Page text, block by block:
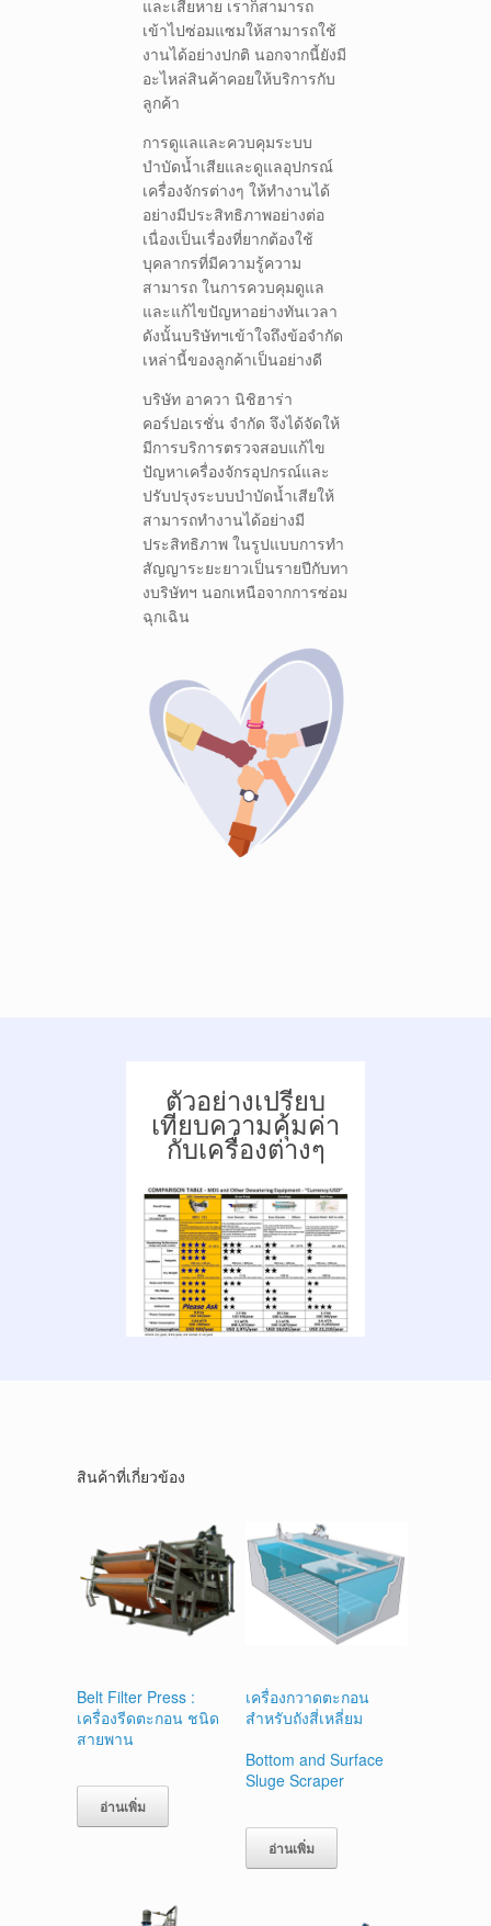
และเสียหาย เราก็สามารถ
เข้าไปซ่อมแซมให้สามารถใช้
งานได้อย่างปกติ นอกจากนี้ยังมี
อะไหล่สินค้าคอยให้บริการกับ
ลูกค้า
การดูแลและควบคุมระบบ
บำบัดน้ำเสียและดูแลอุปกรณ์
เครื่องจักรต่างๆ ให้ทำงานได้
อย่างมีประสิทธิภาพอย่างต่อ
เนื่องเป็นเรื่องที่ยากต้องใช้
บุคลากรที่มีความรู้ความ
สามารถ ในการควบคุมดูแล
และแก้ไขปัญหาอย่างทันเวลา
ดังนั้นบริษัทฯเข้าใจถึงข้อจำกัด
เหล่านี้ของลูกค้าเป็นอย่างดี
บริษัท อาควา นิชิฮาร่า
คอร์ปอเรชั่น จำกัด จึงได้จัดให้
มีการบริการตรวจสอบแก้ไข
ปัญหาเครื่องจักรอุปกรณ์และ
ปรับปรุงระบบบำบัดน้ำเสียให้
สามารถทำงานได้อย่างมี
ประสิทธิภาพ ในรูปแบบการทำ
สัญญาระยะยาวเป็นรายปีกับทา
งบริษัทฯ นอกเหนือจากการซ่อม
ฉุกเฉิน
ตัวอย่างเปรียบ
เทียบความคุ้มค่า
กับเครื่องต่างๆ
สินค้าที่เกี่ยวข้อง
Belt Filter Press :
เครื่องรีดตะกอน ชนิด
สายพาน
อ่านเพิ่ม
เครื่องกวาดตะกอน
สำหรับถังสี่เหลี่ยม
Bottom and Surface
Sluge Scraper
อ่านเพิ่ม